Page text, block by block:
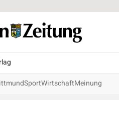
SportWirtschaftMeinung